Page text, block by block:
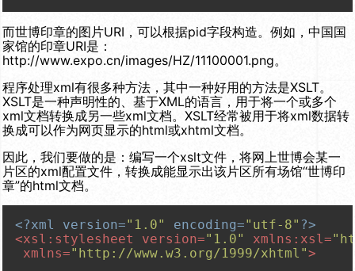
而世博印章的图片URI，可以根据pid字段构造。例如，中国国
家馆的印章URI是：
http://www.expo.cn/images/HZ/11100001.png。
程序处理xml有很多种方法，其中一种好用的方法是XSLT。
XSLT是一种声明性的、基于XML的语言，用于将一个或多个
xml文档转换成另一些xml文档。XSLT经常被用于将xml数据转
换成可以作为网页显示的html或xhtml文档。
因此，我们要做的是：编写一个xslt文件，将网上世博会某一
片区的xml配置文件，转换成能显示出该片区所有场馆“世博印
章”的html文档。
<?xml version="1.0" encoding="utf-8" ?>
<xsl:stylesheet version="1.0" xmlns:xsl=
xmlns="http://www.w3.org/1999/xhtml">